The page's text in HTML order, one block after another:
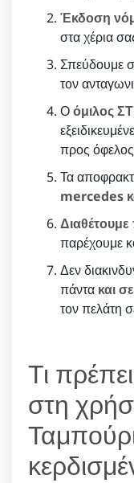
Έκδοση
στα χέρια
Σπεύδουμε
τον
Οόμιλος
προς
Τα
mercedes
Διαθέτουμε
παρέχουμε
Δεν
πάντα και
τον πελάτη
Τι
στη